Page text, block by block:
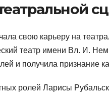
свою карьеру на
театр имени Вл. И.
и получила признание
ролей Ларисы